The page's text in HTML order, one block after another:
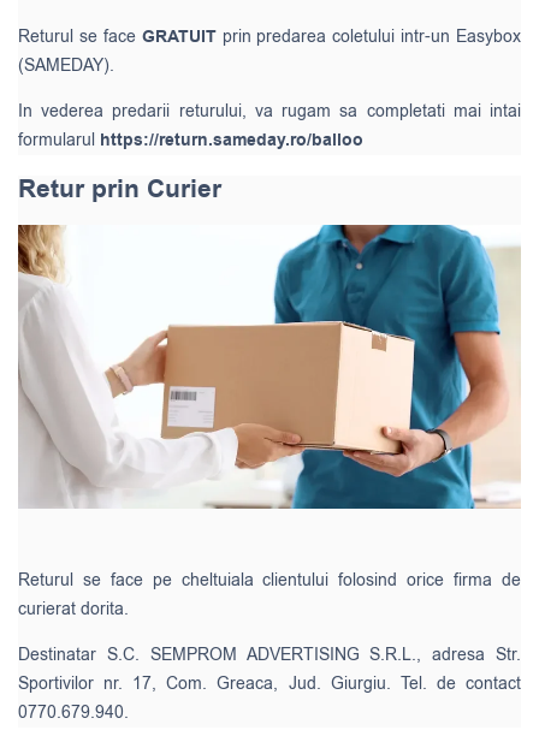
Returul se face GRATUIT prin predarea coletului intr-un Easybox
(SAMEDAY).
In vederea predarii returului, va rugam sa completati mai intai
formularul https://return.sameday.ro/balloo
Retur prin Curier
Returul se face pe cheltuiala clientului folosind orice firma de
curierat dorita.
Destinatar S.C. SEMPROM ADVERTISING S.R.L., adresa Str.
Sportivilor nr. 17, Com. Greaca, Jud. Giurgiu. Tel. de contact
0770.679.940.